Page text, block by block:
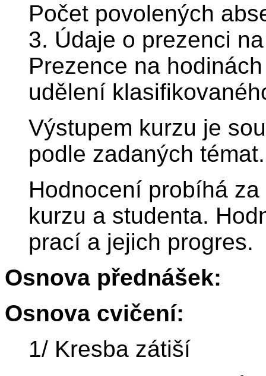
Počet povolených
3. Údaje o prezenci
Prezence na
udělení
Výstupem kurzu je
podle zadaných témat.
Hodnocení probíhá
kurzu a studenta.
prací a jejich progres.
Osnova přednášek:
Osnova cvičení:
1/ Kresba zátiší